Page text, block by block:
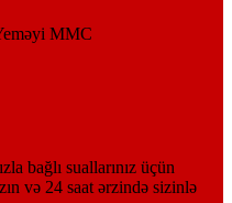
MMC
bağlı suallarınız üçün
və 24 saat ərzində sizinlə